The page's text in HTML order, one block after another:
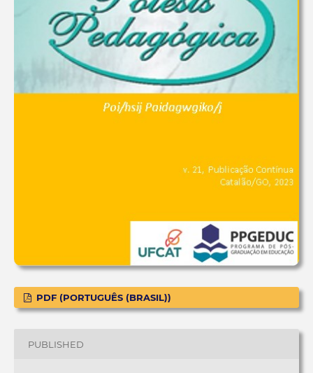
PDF (PORTUGUÊS (BRASIL))
PUBLISHED